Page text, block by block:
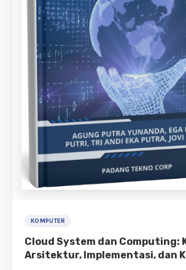
KOMPUTER
Cloud System dan Computing:
Arsitektur, Implementasi, dan